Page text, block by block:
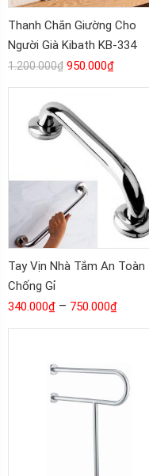
Thanh Chắn Giường Cho
Người Già Kibath KB-334
1.200.000₫ 950.000₫
Tay Vịn Nhà Tắm An Toàn
Chống Gỉ
340.000₫ – 750.000₫